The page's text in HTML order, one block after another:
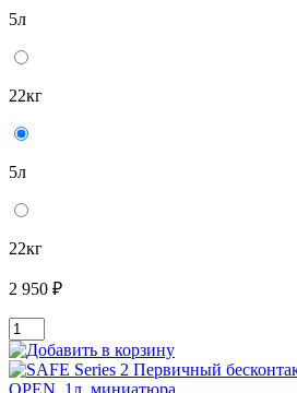
5л
22кг
5л
22кг
2 950 ₽